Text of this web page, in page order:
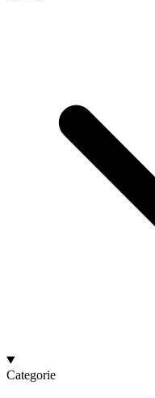
Categorie